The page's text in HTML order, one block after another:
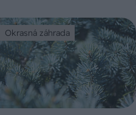
Okrasná záhrada